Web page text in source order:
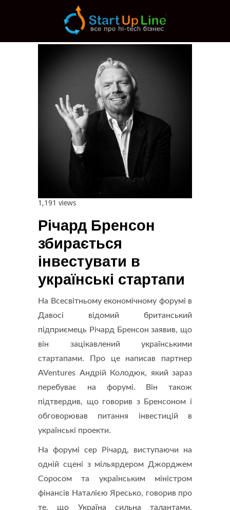
Main menu
Post navigation
1,191 views
Річард Бренсон
збирається
інвестувати в
українські стартапи
На Всесвітньому економічному форумі в
Давосі відомий британський
підприємець Річард Бренсон заявив, що
він зацікавлений українськими
стартапами. Про це написав партнер
AVentures Андрій Колодюк, який зараз
перебуває на форумі. Він також
підтвердив, що говорив з Бренсоном і
обговорював питання інвестицій в
українські проекти.
На форумі сер Річард, виступаючи на
одній сцені з мільярдером Джорджем
Соросом та українським міністром
фінансів Наталією Яресько, говорив про
те, що Україна сильна талантами,